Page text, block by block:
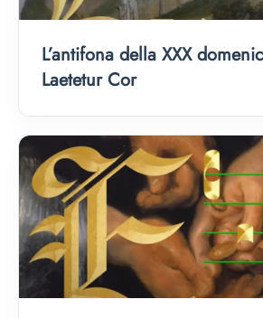
L’antifona della XXX
Laetetur Cor